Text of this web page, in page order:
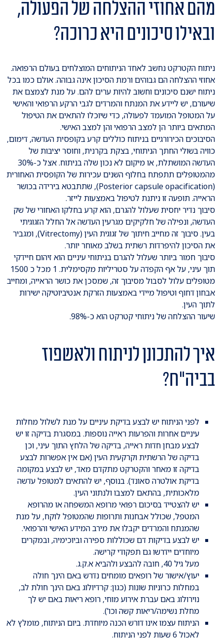
מהם אחוזי ההצלחה של הפעולה,
ובאילו סיכונים היא כרוכה?
ניתוח הקטרקט נחשב לאחד הניתוחים המוצלחים בעולם הרפואה.
אחוזי ההצלחה הם גבוהים ורמת הסיכון אינה גבוהה. אולם כמו בכל
ניתוח ישנם סיכונים וחשוב להיות ערים להם. על מנת לצמצם את
שיעורם, יש ליידע את המנתח והמרדים לגבי הרקע הרפואי והאישי
על המטופל המועמד לפעולה, כדי שיוכלו להתאים את הטיפול
המתאים ביותר הן למצב הרפואי והן למצב האישי.
הסיבוכים הכירורגיים בניתוח כוללים קרע בקופסית העדשה, דימום,
כוויה בשולי החתך הניתוחי, בצקת בקרנית, וחוסר יציבות של
העדשה המושתלת, או מיקום לא נכון שלה בניתוח. אצל כ-30%
מהמטופלים תתפתח בחלוף השנים עכירות של הקופסית האחורית
(Posterior capsule opacification), שתתבטא בירידה בכושר
הראייה. תופעה זו ניתנת לטיפול באמצעות לייזר.
סיבוך נדיר יחסית שעלול להגרם, הוא קרע בחלקו האחורי של שק
העדשה, ונפילה של חלקיקים מגרעין העדשה אל החלל הזגוגיתי
בעין. סיבוך זה מחייב חיתוך של זגוגית העין (Vitrectomy), ומגביר
את הסיכון להיפרדות רשתית בשלב מאוחר יותר.
סיבוך חמור ביותר שעלול להגרם בניתוחי עיניים הוא זיהום חיידקי
תוך עיני, על אף הקפדה על סטריליות מקסימלית. 1 מכל כ 1500
מטופלים עלול לסבול מסיבוך זה, שמסכן את כושר הראייה, ומחייב
אבחון דחוף וטיפול מיידי באמצעות הזרקת אנטיביוטיקה ישירות
לתוך העין.
שיעור ההצלחה של ניתוחי קטרקט הוא כ-98%.
איך להתכונן לניתוח ולאשפוז
בביה"ח?
לפני הניתוח יש לבצע בדיקת עיניים על מנת לשלול מחלות
עיניים אחרות והפרעות ראייה נוספות. במסגרת בדיקה זו יש
לבצע מבחן חדות ראייה, בדיקה של הלחץ התוך עיני, וכן
בדיקה של הרשתית וקרקעית העין (אם אין אפשרות לבצע
בדיקה זו מאחר והקטרקט מתקדם מאד, יש לבצע במקומה
בדיקת אולטרה סאונד). בנוסף, יש להתאים למטופל עדשה
מלאכותית, בהתאם למצבו ולנתוני העין.
יש להצטייד בסיכום רפואי מרופא המשפחה או מהרופא
המטפל, שכולל אבחנות ותרופות שהמטופל לוקח, על מנת
שהמנתח והמרדים יקבלו את מירב המידע האישי והרפואי.
יש לבצע בדיקות דם שכוללות ספירה וביוכימיה, ובמקרים
מיוחדים יידרשו גם תפקודי קרישה.
מעל גיל 40, חובה להבצע ולהביא א.ק.ג.
יעוץ/אישור של רופאים מומחים נדרש באם הינך חולה
במחלות כרוניות שונות (כגון: קרדיולוג באם הינך חולת לב,
נוירולוג באם עברת אירוע מוחי, רופא ריאות באם יש לך
מחלת נשימה/ריאות קשה וכו').
הניתוח עצמו אינו דורש הכנה מיוחדת. ביום הניתוח, מומלץ לא
לאכול 6 שעות לפני הניתוח.